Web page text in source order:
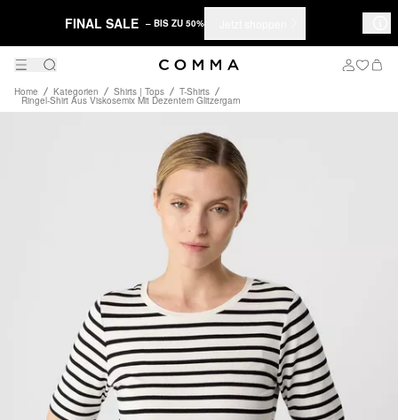
FINAL SALE – BIS ZU 50%
Home Kategorien Shirts | Tops T-Shirts
Ringel-Shirt Aus Viskosemix Mit Dezentem Glitzergarn